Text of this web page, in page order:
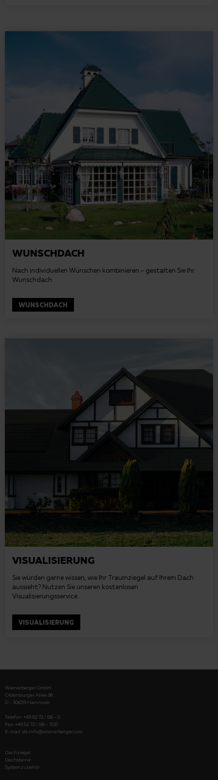
WUNSCHDACH
Nach individuellen Wünschen kombinieren - gestalten Sie Ihr
Wunschdach.
WUNSCHDACH
VISUALISIERUNG
Sie würden gerne wissen, wie Ihr Traumziegel auf Ihrem Dach
aussieht? Nutzen Sie unseren kostenlosen
Visualisierungsservice.
VISUALISIERUNG
Wienerberger GmbH
Oldenburger Allee 26
D - 30659 Hannover
Telefon: +49 82 72 / 86 - 0
Fax: +49 82 72 / 86 - 500
E-mail: de.info@wienerberger.com
Dachziegel
Dachsteine
Systemzubehör